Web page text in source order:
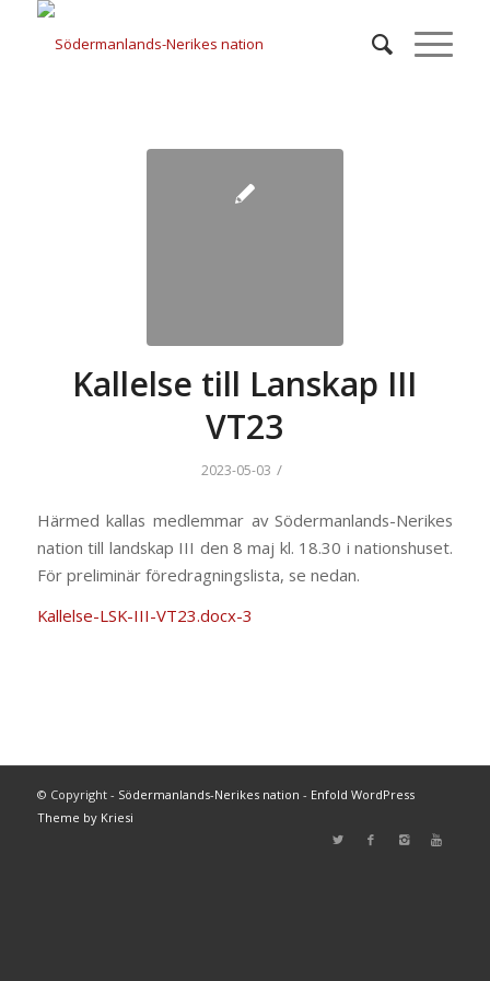
Kallelse till Lanskap III
VT23
2023-05-03 /
Härmed kallas medlemmar av Södermanlands-Nerikes
nation till landskap III den 8 maj kl. 18.30 i nationshuset.
För preliminär föredragningslista, se nedan.
Kallelse-LSK-III-VT23.docx-3
© Copyright - Södermanlands-Nerikes nation - Enfold WordPress
Theme by Kriesi